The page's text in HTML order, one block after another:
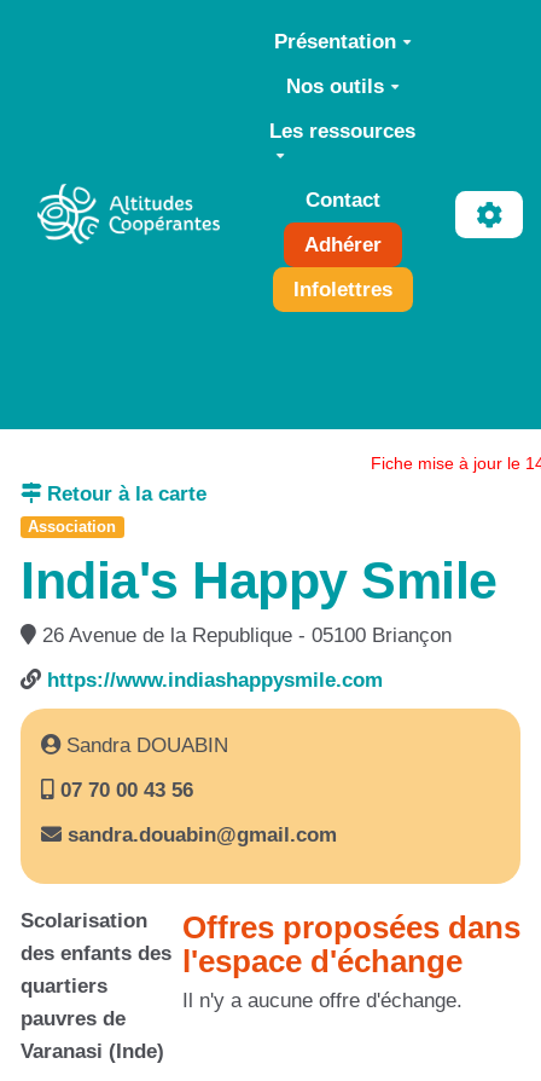
Aller au contenu principal
Présentation
Nos outils
Les ressources
Contact
Adhérer
Infolettres
Fiche mise à jour le
Retour à la carte
Association
India's Happy Smile
26 Avenue de la Republique - 05100 Briançon
https://www.indiashappysmile.com
Sandra DOUABIN
07 70 00 43 56
sandra.douabin@gmail.com
Scolarisation
des enfants des
quartiers
pauvres de
Varanasi (Inde)
Offres proposées dans
l'espace d'échange
Il n'y a aucune offre d'échange.